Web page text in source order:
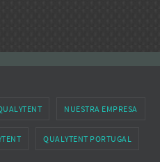
NUESTRA EMPRESA
QUALYTENT PORTUGAL